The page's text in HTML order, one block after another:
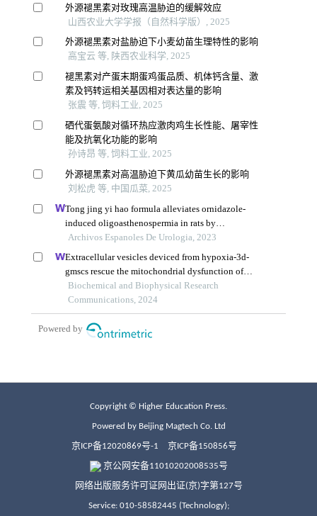
Copyright © Higher Education Press.
Powered by Beijing Magtech Co. Ltd
京ICP备12020869号-1 京ICP备150856号
京公网安备11010202008535号
网络出版服务许可证网出证(京)字第127号
Service: 010-58582445 (Technology);